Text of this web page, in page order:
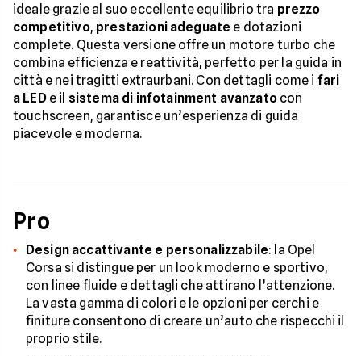
ideale grazie al suo eccellente equilibrio tra prezzo
competitivo, prestazioni adeguate e dotazioni
complete. Questa versione offre un motore turbo che
combina efficienza e reattività, perfetto per la guida in
città e nei tragitti extraurbani. Con dettagli come i fari
a LEDe il sistema di infotainment avanzatocon
touchscreen, garantisce un’esperienza di guida
piacevole e moderna.
Pro
Design accattivante e personalizzabile: la Opel
Corsa si distingue per un look moderno e sportivo,
con linee fluide e dettagli che attirano l’attenzione.
La vasta gamma di colori e le opzioni per cerchi e
finiture consentono di creare un’auto che rispecchi il
proprio stile.